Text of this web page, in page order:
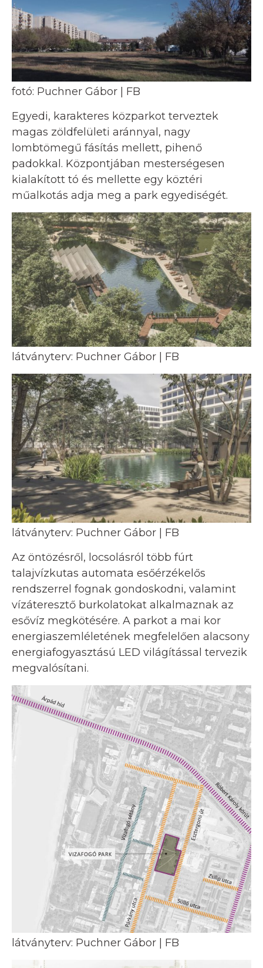
fotó: Puchner Gábor | FB
Egyedi, karakteres közparkot terveztek
magas zöldfelületi aránnyal, nagy
lombtömegű fásítás mellett, pihenő
padokkal. Központjában mesterségesen
kialakított tó és mellette egy köztéri
műalkotás adja meg a park egyediségét.
látványterv: Puchner Gábor | FB
látványterv: Puchner Gábor | FB
Az öntözésről, locsolásról több fúrt
talajvízkutas automata esőérzékelős
rendszerrel fognak gondoskodni, valamint
vízáteresztő burkolatokat alkalmaznak az
esővíz megkötésére. A parkot a mai kor
energiaszemléletének megfelelően alacsony
energiafogyasztású LED világítással tervezik
megvalósítani.
látványterv: Puchner Gábor | FB